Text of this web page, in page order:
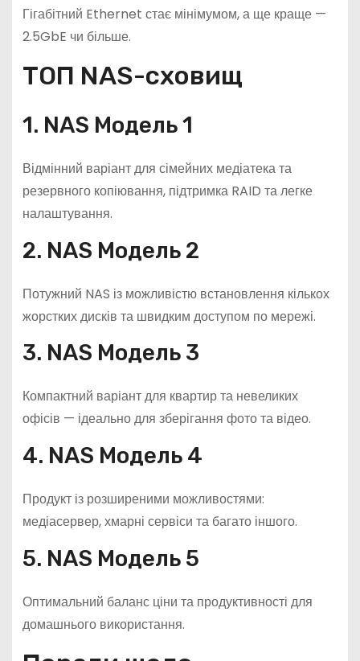
Гігабітний Ethernet стає мінімумом, а ще краще —
2.5GbE чи більше.
ТОП NAS-сховищ
1. NAS Модель 1
Відмінний варіант для сімейних медіатека та
резервного копіювання, підтримка RAID та легке
налаштування.
2. NAS Модель 2
Потужний NAS із можливістю встановлення кількох
жорстких дисків та швидким доступом по мережі.
3. NAS Модель 3
Компактний варіант для квартир та невеликих
офісів — ідеально для зберігання фото та відео.
4. NAS Модель 4
Продукт із розширеними можливостями:
медіасервер, хмарні сервіси та багато іншого.
5. NAS Модель 5
Оптимальний баланс ціни та продуктивності для
домашнього використання.